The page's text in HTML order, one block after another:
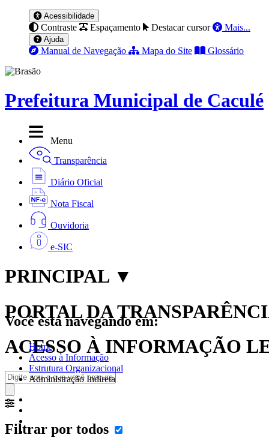
Acessibilidade
Contraste Espaçamento Destacar cursor Mais...
Ajuda
Manual de Navegação Mapa do Site Glossário
Prefeitura Municipal de Caculé
Menu
Transparência
Diário Oficial
Nota Fiscal
Ouvidoria
e-SIC
PRINCIPAL ▼
PORTAL DA
ACESSO À INFORMAÇÃO
Filtrar por todos
Você está navegando em:
Home
Acesso à Informação
Estrutura Organizacional
Administração Indireta